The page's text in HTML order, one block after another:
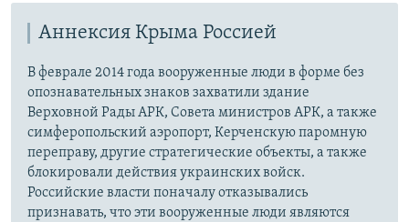
Аннексия Крыма Россией
В феврале 2014 года вооруженные люди в форме без
опознавательных знаков захватили здание
Верховной Рады АРК, Совета министров АРК, а также
симферопольский аэропорт, Керченскую паромную
переправу, другие стратегические объекты, а также
блокировали действия украинских войск.
Российские власти поначалу отказывались
признавать, что эти вооруженные люди являются